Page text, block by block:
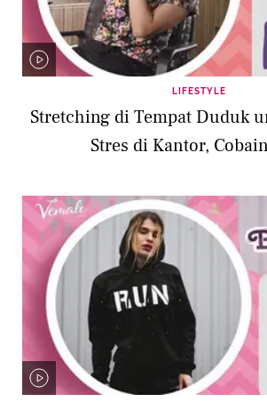
LIFESTYLE
Stretching di Tempat Duduk
Stres di Kantor,